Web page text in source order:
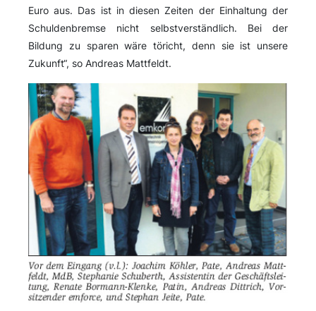
Euro aus. Das ist in diesen Zeiten der Einhaltung der
Schuldenbremse nicht selbstverständlich. Bei der
Bildung zu sparen wäre töricht, denn sie ist unsere
Zukunft“, so Andreas Mattfeldt.